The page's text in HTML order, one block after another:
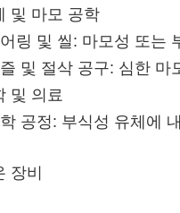
및 마모 공학
링 및 씰: 마모성 또는
및 절삭 공구: 심한
및 의료
공정: 부식성 유체에
장비